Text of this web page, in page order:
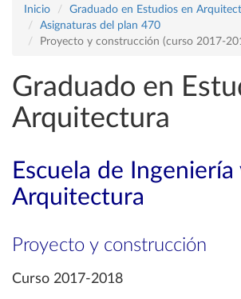
Inicio
Graduado en Estudios en
Asignaturas del plan 470
Proyecto y construcción (curso 2017-
Graduado en
Arquitectura
Escuela de Ingeniería
Arquitectura
Proyecto y construcción
Curso 2017-2018